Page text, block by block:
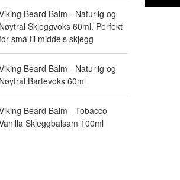
Beard Balm - Naturlig og
Nøytral Skjeggvoks 60ml. Perfekt
små til middels skjegg
Beard Balm - Naturlig og
Nøytral Bartevoks 60ml
Beard Balm - Tobacco
Skjeggbalsam 100ml